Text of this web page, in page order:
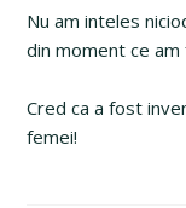
Nu am inteles
din moment ce am
Cred ca a fost
femei!